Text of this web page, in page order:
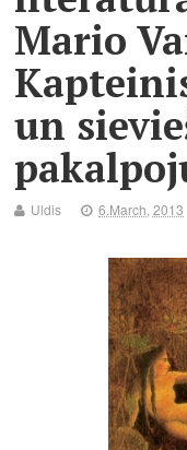
Mario
un
Uldis 6.March, 2013